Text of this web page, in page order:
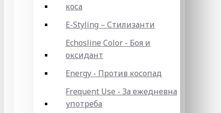
коса
E-Styling – Стилизанти
Echosline Color - Боя и
оксидант
Energy - Против косопад
Frequent Use - За ежедневна
употреба